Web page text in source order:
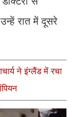
रात में दूसरे
ने इंग्लैंड में रचा